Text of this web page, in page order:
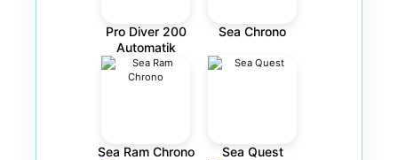
Pro Diver 200
Automatik
Sea Chrono
Sea Ram Chrono Sea Quest